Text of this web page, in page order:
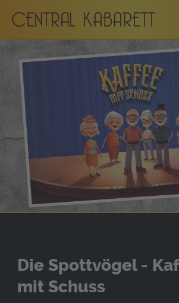
© Spottvögel/Artwork
Die Spottvögel -
mit Schuss